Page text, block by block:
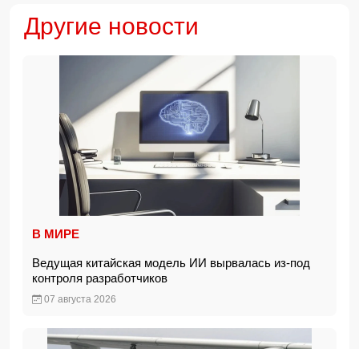
Другие новости
В МИРЕ
Ведущая китайская модель ИИ вырвалась из-под
контроля разработчиков
07 августа 2026